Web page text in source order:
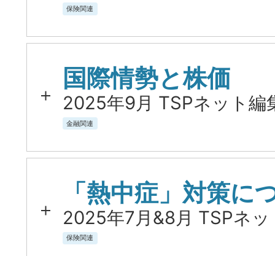
保険関連
国際情勢と株価
2025年9月 TSPネット編
金融関連
「熱中症」対策に
2025年7月&8月 TSPネ
保険関連